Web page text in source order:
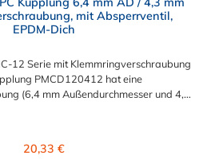
mit Absperrventil,
EPDM-Dich
12 Serie mit Klemmringverschraubung
PMCD120412 hat eine
(6,4 mm Außendurchmesser und 4,3
zum Stecker hat ein
Regulärer Preis:
20,33 €